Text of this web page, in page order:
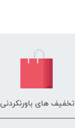
تخفیف های باورنکردنی